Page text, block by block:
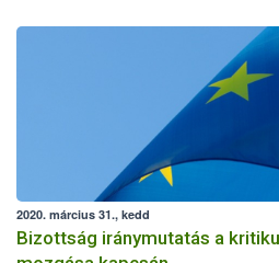
2020. március 31., kedd
Bizottság iránymutatás a